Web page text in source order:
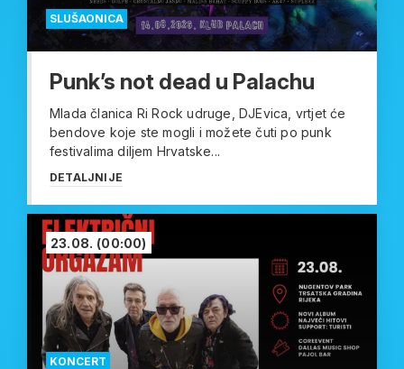
SLUŠAONICA
Punk’s not dead u Palachu
Mlada članica Ri Rock udruge, DJEvica, vrtjet će
bendove koje ste mogli i možete čuti po punk
festivalima diljem Hrvatske...
DETALJNIJE
KONCERT
23.08. (00:00)